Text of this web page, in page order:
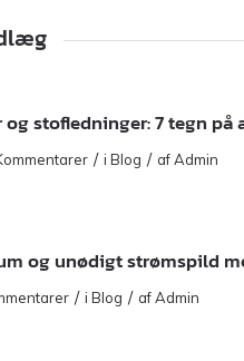
stofledninger: 7 tegn
/ i Blog / afAdmin
og unødigt strømspild
/ i Blog / afAdmin